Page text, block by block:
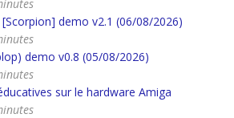
demo v2.1 (06/08/2026)
demo v0.8 (05/08/2026)
sur le hardware Amiga